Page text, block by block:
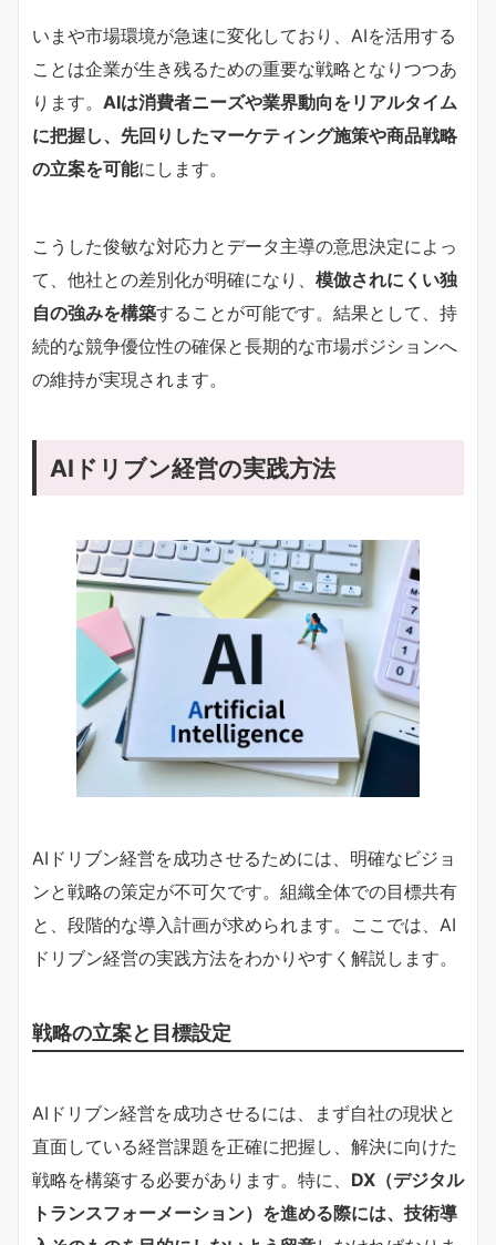
いまや市場環境が急速に変化しており、AIを活用する
ことは企業が生き残るための重要な戦略となりつつあ
ります。 AIは消費者ニーズや業界動向をリアルタイム
に把握し、先回りしたマーケティング施策や商品戦略
の立案を可能にします。
こうした俊敏な対応力とデータ主導の意思決定によっ
て、他社との差別化が明確になり、 模倣されにくい独
自の強みを構築することが可能です。結果として、持
続的な競争優位性の確保と長期的な市場ポジションへ
の維持が実現されます。
AIドリブン経営の実践方法
AIドリブン経営を成功させるためには、明確なビジョ
ンと戦略の策定が不可欠です。組織全体での目標共有
と、段階的な導入計画が求められます。ここでは、AI
ドリブン経営の実践方法をわかりやすく解説します。
戦略の立案と目標設定
AIドリブン経営を成功させるには、まず自社の現状と
直面している経営課題を正確に把握し、解決に向けた
戦略を構築する必要があります。特に、 DX（デジタル
トランスフォーメーション）を進める際には、技術導